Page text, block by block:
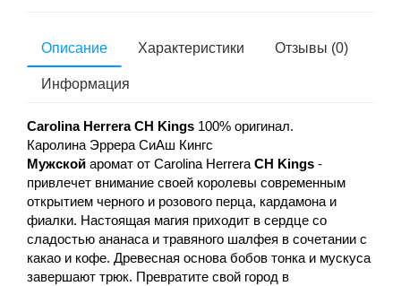
Описание Характеристики Отзывы (0)
Информация
Carolina Herrera CH Kings 100% оригинал.
Каролина Эррера СиАш Кингс
Мужской аромат от Carolina Herrera CH Kings -
привлечет внимание своей королевы современным
открытием черного и розового перца, кардамона и
фиалки. Настоящая магия приходит в сердце со
сладостью ананаса и травяного шалфея в сочетании с
какао и кофе. Древесная основа бобов тонка и мускуса
завершают трюк. Превратите свой город в